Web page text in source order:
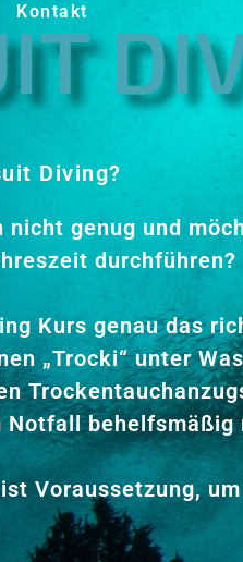
Kontakt
Diving?
nicht genug und
durchführen?
Kurs genau das
„Trocki“ unter
Notfall behelfsmäßig
Voraussetzung, um